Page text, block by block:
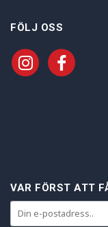
FÖLJ OSS
VAR FÖRST ATT